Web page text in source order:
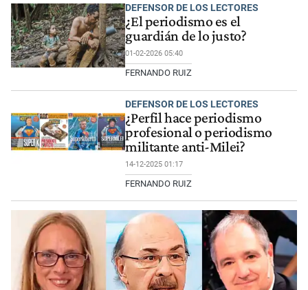
DEFENSOR DE LOS LECTORES
¿El periodismo es el
guardián de lo justo?
01-02-2026 05:40
FERNANDO RUIZ
DEFENSOR DE LOS LECTORES
¿Perfil hace periodismo
profesional o periodismo
militante anti-Milei?
14-12-2025 01:17
FERNANDO RUIZ